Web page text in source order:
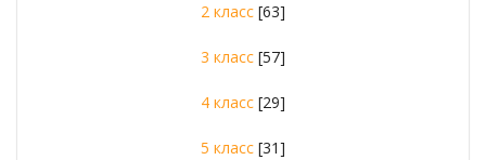
2 класс [63]
3 класс [57]
4 класс [29]
5 класс [31]